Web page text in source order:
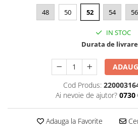
48 50 52 54 56
IN STOC
Durata de
Cod Produs:
Ai nevoie de ajutor? 0730
Adauga la Favorite